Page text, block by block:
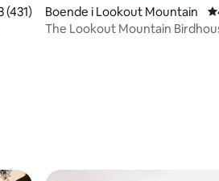
5 i genomsnittligt betyg, 431
(431)
Boende i Lookout Mountain
The Lookout Mountain